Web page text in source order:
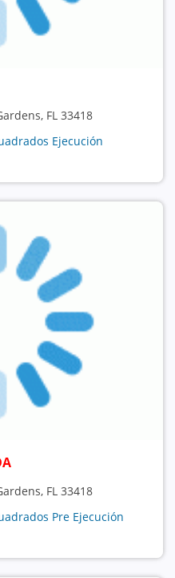
FL 33418
Ejecución
FL 33418
Pre Ejecución